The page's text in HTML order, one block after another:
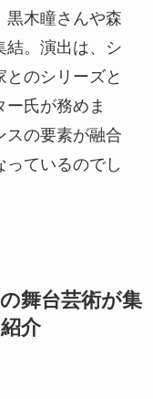
黒木瞳さんや森
結。演出は、シ
のシリーズと
ー氏が務めま
スの要素が融合
っているのでし
舞台芸術が集
介